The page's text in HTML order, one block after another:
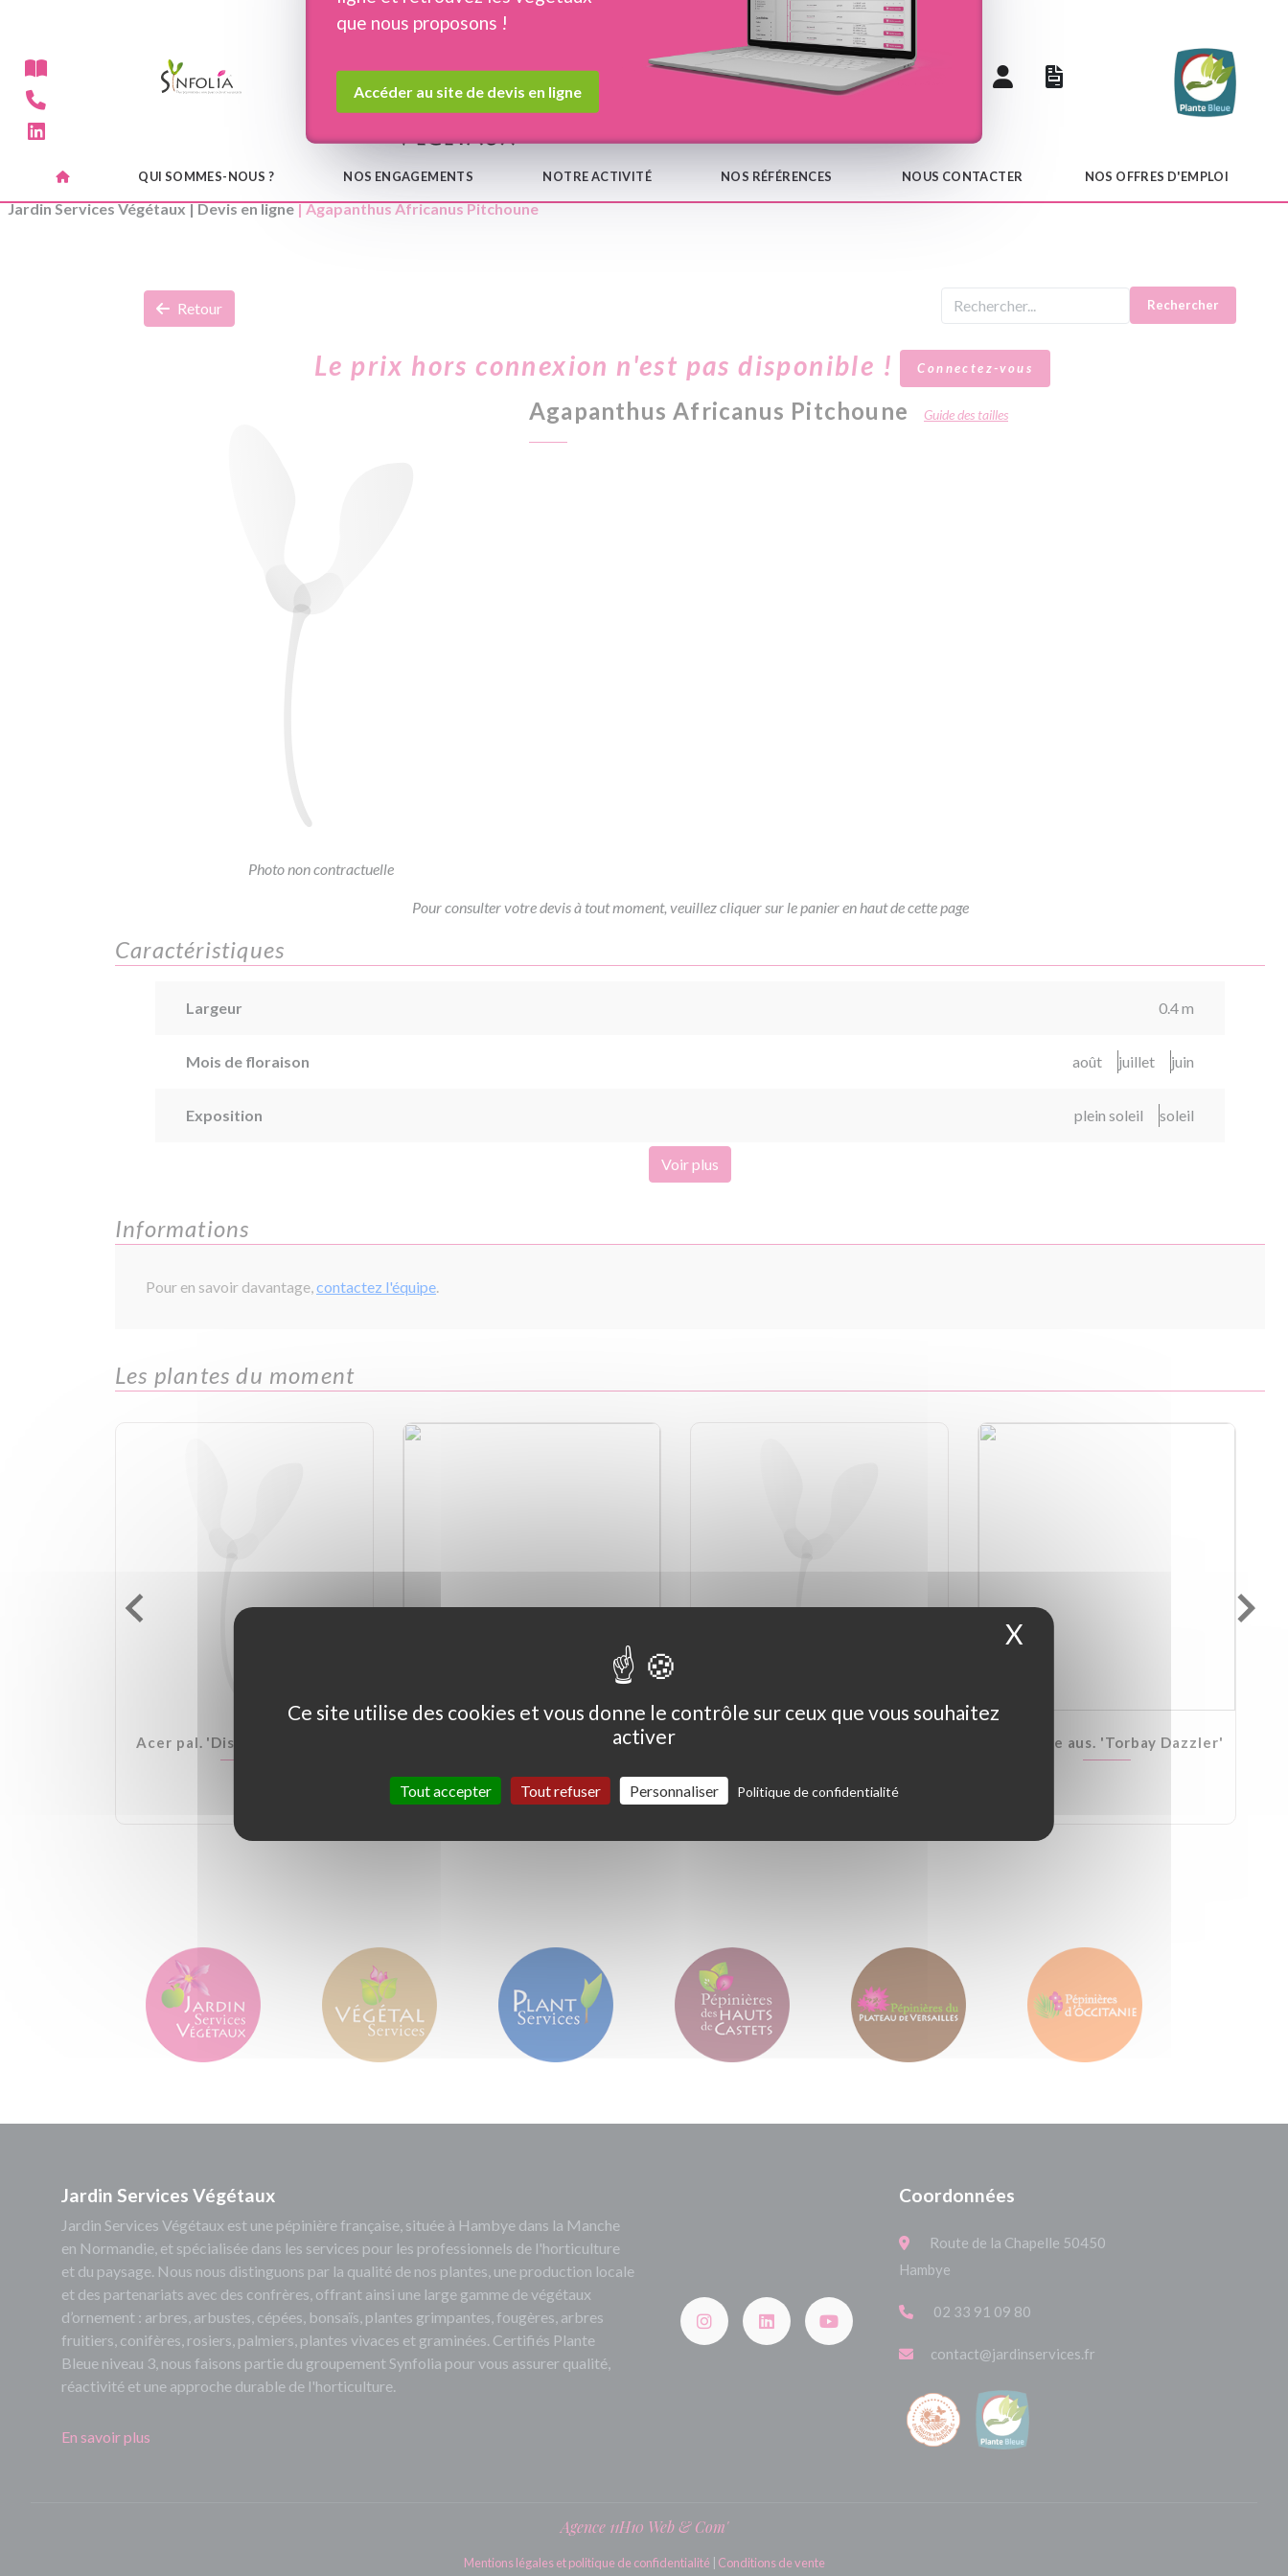
Devis en ligne Notre catalogue
QUI SOMMES-NOUS ? NOS ENGAGEMENTS NOTRE ACTIVITÉ NOS RÉFÉRENCES NOUS CONTACTER NOS OFFRES D'EMPLOI
que nous proposons !
Accéder au site de devis en ligne
Jardin Services Végétaux|Devis en ligne| Agapanthus Africanus Pitchoune
Retour Rechercher
Le prix hors connexion n'est pas disponible ! Connectez-vous
Photo non contractuelle
Agapanthus Africanus Pitchoune Guide des tailles
Pour consulter votre devis à tout moment, veuillez cliquer sur le panier en haut de cette page
Caractéristiques
Largeur 0.4 m
Mois de floraison août juillet juin
Exposition plein soleil soleil
Voir plus
Informations
Pour en savoir davantage,contactez l'équipe.
Les plantes du moment
Acer pal. 'Dissectum Garnet' Ceanothus thyrs. 'Skylark' Cordyline aus. 'Torbay Dazzler'
Jardin Services Végétaux
Jardin Services Végétaux est une pépinière française, située à Hambye dans la Manche
en Normandie, et spécialisée dans les services pour les professionnels de l'horticulture
et du paysage. Nous nous distinguons par la qualité de nos plantes, une production locale
et des partenariats avec des confrères, offrant ainsi une large gamme de végétaux
d’ornement : arbres, arbustes, cépées, bonsaïs, plantes grimpantes, fougères, arbres
fruitiers, conifères, rosiers, palmiers, plantes vivaces et graminées. Certifiés Plante
Bleue niveau 3, nous faisons partie du groupement Synfolia pour vous assurer qualité,
réactivité et une approche durable de l'horticulture.
En savoir plus
Coordonnées
Route de la Chapelle 50450
Hambye
02 33 91 09 80
contact@jardinservices.fr
Agence 11H10 Web & Com'
Mentions légales et politique de confidentialité Conditions de vente
Ce site utilise des cookies et vous donne le contrôle sur ceux que vous souhaitez
activer
Tout accepter Tout refuser Personnaliser Politique de confidentialité
X Masquer le bandeau